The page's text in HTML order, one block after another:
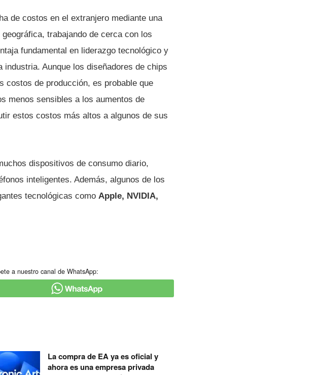
de costos en el extranjero mediante una
trabajando de cerca con los
fundamental en liderazgo tecnológico y
Aunque los diseñadores de chips
costos de producción, es probable que
menos sensibles a los aumentos de
estos costos más altos a algunos de sus
dispositivos de consumo diario,
inteligentes. Además, algunos de los
tecnológicas como Apple, NVIDIA,
a nuestro canal de WhatsApp:
La compra de EA ya es oficial y
ahora es una empresa privada